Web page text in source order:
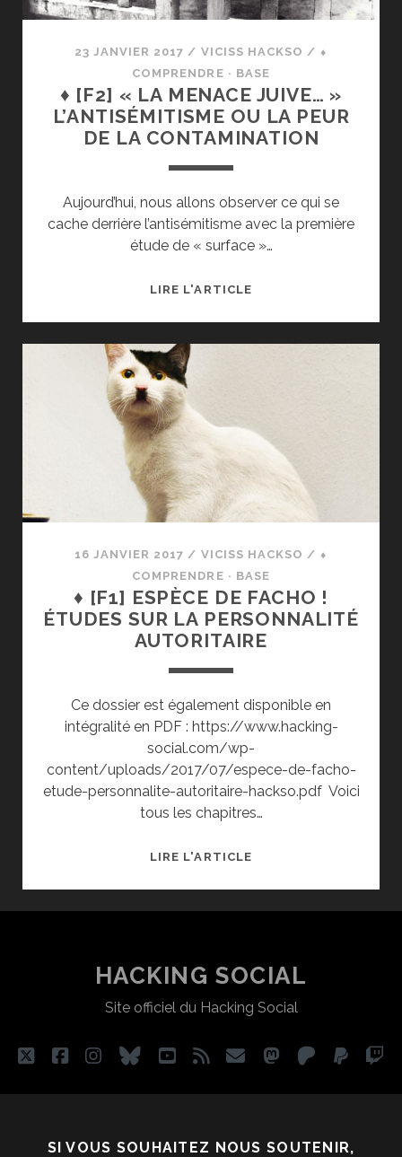
!
L’ETHNOCENTRISME
23 JANVIER 2017 / VICISS HACKSO / ⬧
COMPRENDRE · BASE
♦ [F2] « LA MENACE JUIVE… »
L’ANTISÉMITISME OU LA PEUR
DE LA CONTAMINATION
Aujourd’hui, nous allons observer ce qui se
cache derrière l’antisémitisme avec la première
étude de « surface »…
LIRE L'ARTICLE♦
LA
PEUR
LA
CONTAMINATION
16 JANVIER 2017 / VICISS HACKSO / ⬧
COMPRENDRE · BASE
♦ [F1] ESPÈCE DE FACHO !
ÉTUDES SUR LA PERSONNALITÉ
AUTORITAIRE
Ce dossier est également disponible en
intégralité en PDF : https://www.hacking-
social.com/wp-
content/uploads/2017/07/espece-de-facho-
etude-personnalite-autoritaire-hackso.pdf Voici
tous les chapitres…
LIRE L'ARTICLE♦
ÉTUDES
SUR
PERSONNALITÉ
AUTORITAIRE
HACKING SOCIAL
Site officiel du Hacking Social
twitterfacebook
instagram
blueskyyoutube
rss emailmastodon
patreon
SI VOUS SOUHAITEZ NOUS SOUTENIR,